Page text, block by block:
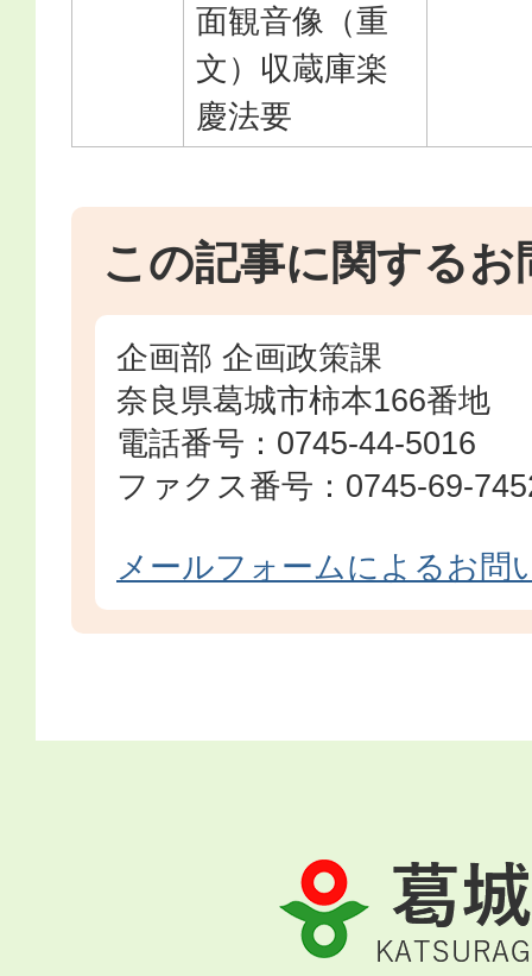
面観音像（重
文）収蔵庫楽
慶法要
この記事に関するお
企画部 企画政策課
奈良県葛城市柿本166番地
電話番号：0745-44-5016
ファクス番号：0745-69-
メールフォームによるお問
葛
城
市